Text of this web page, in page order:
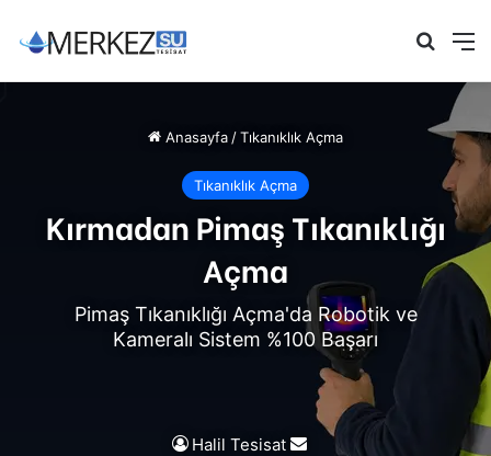
Anasayfa /Tıkanıklık Açma
Tıkanıklık Açma
Kırmadan Pimaş Tıkanıklığı
Açma
Pimaş Tıkanıklığı Açma'da Robotik ve
Kameralı Sistem %100 Başarı
Halil Tesisat
Bir